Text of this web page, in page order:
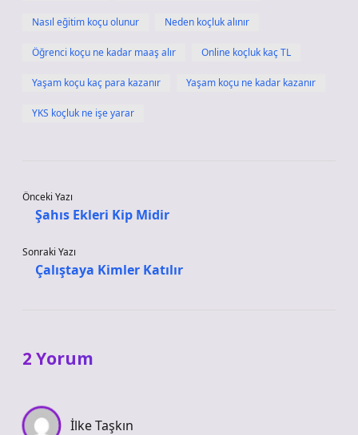
Nasıl eğitim koçu olunur Neden koçluk alınır
Öğrenci koçu ne kadar maaş alır Online koçluk kaç TL
Yaşam koçu kaç para kazanır Yaşam koçu ne kadar kazanır
YKS koçluk ne işe yarar
Önceki Yazı
Şahıs Ekleri Kip Midir
Sonraki Yazı
Çalıştaya Kimler Katılır
2 Yorum
İlke Taşkın